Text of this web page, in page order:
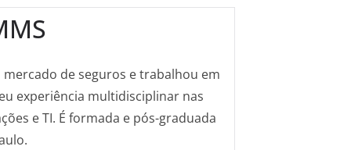
de seguros e trabalhou em
experiência multidisciplinar nas
e TI. É formada e pós-graduada